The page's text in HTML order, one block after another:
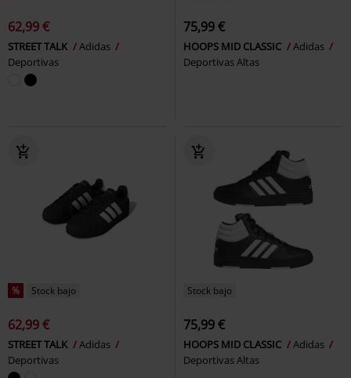
62,99 €
STREET TALK
Adidas
Deportivas
75,99 €
HOOPS MID CLASSIC
Adidas
Deportivas Altas
% Stock bajo
62,99 €
STREET TALK
Adidas
Deportivas
Stock bajo
75,99 €
HOOPS MID CLASSIC
Adidas
Deportivas Altas